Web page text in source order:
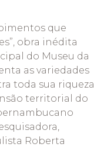
que
obra inédita
do Museu da
as variedades
toda sua riqueza
territorial do
Roberta